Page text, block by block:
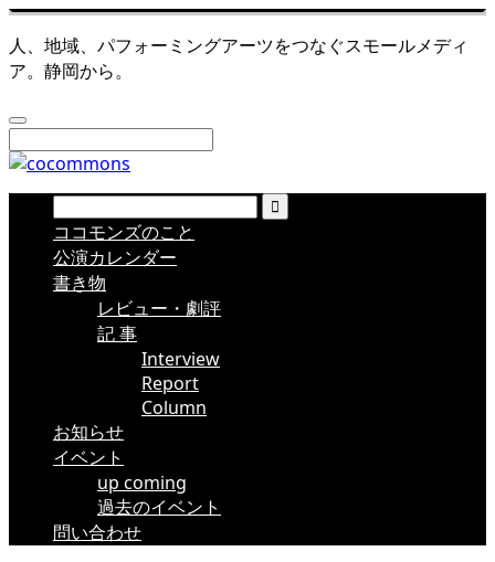
人、地域、パフォーミングアーツをつなぐスモールメディ
ア。静岡から。
ココモンズのこと
公演カレンダー
書き物
レビュー・劇評
記 事
Interview
Report
Column
お知らせ
イベント
up coming
過去のイベント
問い合わせ